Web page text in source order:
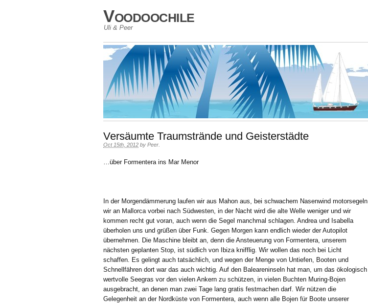
Voodoochile
Uli & Peer
Versäumte Traumstrände und Geisterstädte
Oct 15th, 2012 by Peer
…über Formentera ins Mar Menor
In der Morgendämmerung laufen wir aus Mahon aus, bei schwachem Nasenwind motorsegeln
wir an Mallorca vorbei nach Südwesten, in der Nacht wird die alte Welle weniger und wir
kommen recht gut voran, auch wenn die Segel manchmal schlagen. Andrea und Isabella
überholen uns und grüßen über Funk. Gegen Morgen kann endlich wieder der Autopilot
übernehmen. Die Maschine bleibt an, denn die Ansteuerung von Formentera, unserem
nächsten geplanten Stop, ist südlich von Ibiza knifflig. Wir wollen das noch bei Licht
schaffen. Es gelingt auch tatsächlich, und wegen der Menge von Untiefen, Booten und
Schnellfähren dort war das auch wichtig. Auf den Baleareninseln hat man, um das ökologisch
wertvolle Seegras vor den vielen Ankern zu schützen, in vielen Buchten Muring-Bojen
ausgebracht, an denen man zwei Tage lang gratis festmachen darf. Wir nützen die
Gelegenheit an der Nordküste von Formentera, auch wenn alle Bojen für Boote unserer